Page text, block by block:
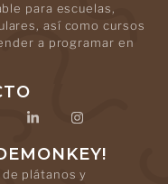
para escuelas,
así como cursos
a programar en
plátanos y